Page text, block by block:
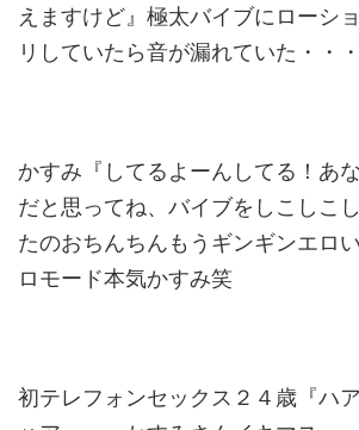
えますけど』極太バイブにローシ
リしていたら音が漏れていた・・
かすみ『してるよーんしてる！あ
だと思ってね、バイブをしこしこ
たのおちんちんもうギンギンエロ
ロモード本気かすみ笑
初テレフォンセックス２４歳『ハ